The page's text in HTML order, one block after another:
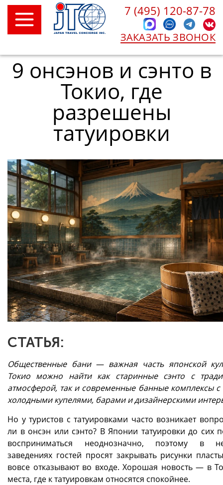
7 (495) 120-87-78
ЗАКАЗАТЬ ЗВОНОК
9 онсэнов и сэнто в
Токио, где
разрешены
татуировки
СТАТЬЯ:
Общественные бани — важная часть японской
Токио можно найти как старинные сэнто с
атмосферой, так и современные банные комплексы с
холодными купелями, барами и дизайнерскими
Но у туристов с татуировками часто возникает
ли в онсэн или сэнто? В Японии татуировки до сих
восприниматься неоднозначно, поэтому в
заведениях гостей просят закрывать рисунки
вовсе отказывают во входе. Хорошая новость — в
места, где к татуировкам относятся спокойнее.